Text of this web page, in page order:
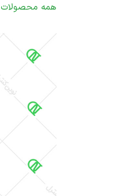
همه محصولات